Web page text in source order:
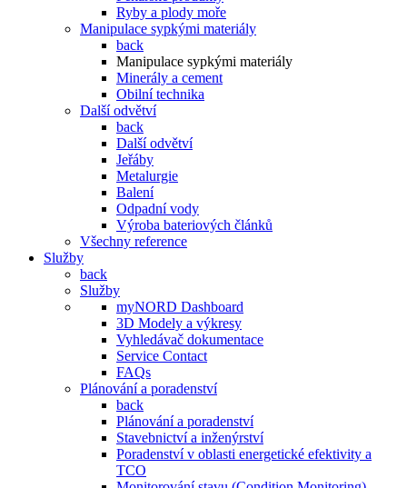
Ryby a plody moře
Manipulace sypkými materiály
back
Manipulace sypkými materiály
Minerály a cement
Obilní technika
Další odvětví
back
Další odvětví
Jeřáby
Metalurgie
Balení
Odpadní vody
Výroba bateriových článků
Všechny reference
Služby
back
Služby
myNORD Dashboard
3D Modely a výkresy
Vyhledávač dokumentace
Service Contact
FAQs
Plánování a poradenství
back
Plánování a poradenství
Stavebnictví a inženýrství
Poradenství v oblasti energetické efektivity a
TCO